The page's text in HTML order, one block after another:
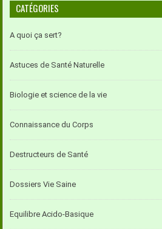
CATÉGORIES
A quoi ça sert?
Astuces de Santé Naturelle
Biologie et science de la vie
Connaissance du Corps
Destructeurs de Santé
Dossiers Vie Saine
Equilibre Acido-Basique